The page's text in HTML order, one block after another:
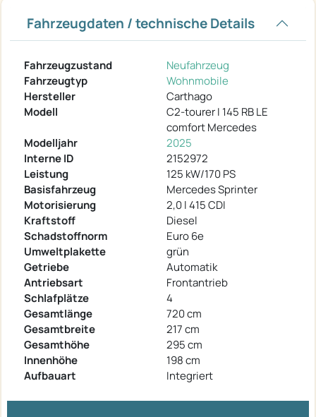
Fahrzeugdaten / technische Details
Fahrzeugzustand
Neufahrzeug
Fahrzeugtyp
Wohnmobile
Hersteller
Carthago
Modell
C2-tourer I 145 RB LE
comfort Mercedes
Modelljahr
2025
Interne ID
2152972
Leistung
125 kW/170 PS
Basisfahrzeug
Mercedes Sprinter
Motorisierung
2,0 l 415 CDI
Kraftstoff
Diesel
Schadstoffnorm
Euro 6e
Umweltplakette
grün
Getriebe
Automatik
Antriebsart
Frontantrieb
Schlafplätze
4
Gesamtlänge
720 cm
Gesamtbreite
217 cm
Gesamthöhe
295 cm
Innenhöhe
198 cm
Aufbauart
Integriert